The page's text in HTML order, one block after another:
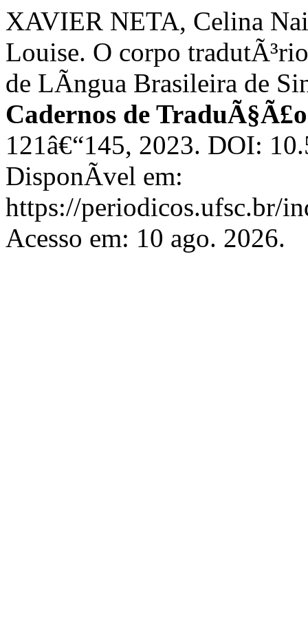
XAVIER NETA, Celina
Louise. O corpo
de LÃ­ngua Brasileira de
Cadernos de TraduÃ§Ã£o
121â€“145, 2023. DOI:
DisponÃ­vel em:
https://periodicos.ufsc.br/
Acesso em: 10 ago. 2026.